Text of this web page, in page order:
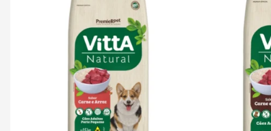
Adicionar
à lista de
desejos